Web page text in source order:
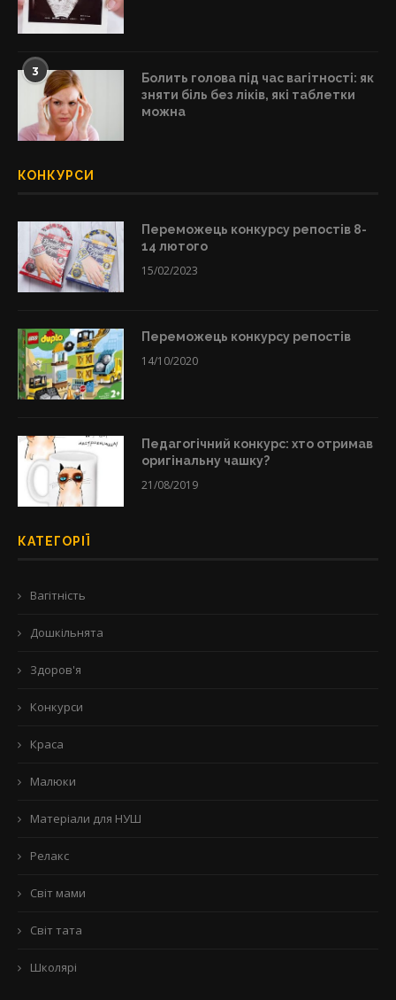
3
Болить голова під час вагітності: як
зняти біль без ліків, які таблетки
можна
КОНКУРСИ
Переможець конкурсу репостів 8-
14 лютого
15/02/2023
Переможець конкурсу репостів
14/10/2020
Педагогічний конкурс: хто отримав
оригінальну чашку?
21/08/2019
КАТЕГОРІЇ
Вагітність
Дошкільнята
Здоров'я
Конкурси
Краса
Малюки
Матеріали для НУШ
Релакс
Світ мами
Світ тата
Школярі